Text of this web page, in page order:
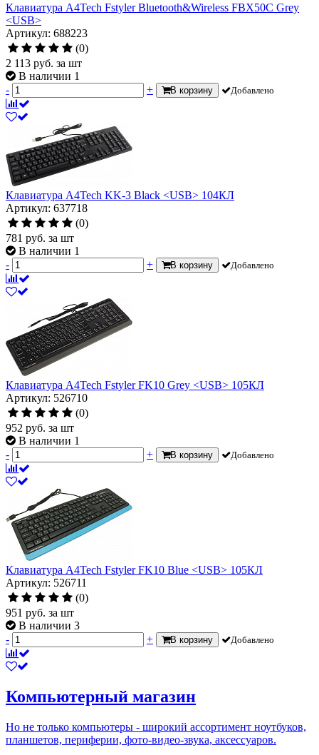
Клавиатура A4Tech Fstyler Bluetooth&Wireless FBX50C Grey
<USB>
Артикул: 688223
(0)
2 113 руб. за шт
В наличии 1
-
+ В корзину Добавлено
Клавиатура A4Tech KK-3 Black <USB> 104КЛ
Артикул: 637718
(0)
781 руб. за шт
В наличии 1
-
+ В корзину Добавлено
Клавиатура A4Tech Fstyler FK10 Grey <USB> 105КЛ
Артикул: 526710
(0)
952 руб. за шт
В наличии 1
-
+ В корзину Добавлено
Клавиатура A4Tech Fstyler FK10 Blue <USB> 105КЛ
Артикул: 526711
(0)
951 руб. за шт
В наличии 3
-
+ В корзину Добавлено
Компьютерный магазин
Но не только компьютеры - широкий ассортимент ноутбуков,
планшетов, периферии, фото-видео-звука, аксессуаров.